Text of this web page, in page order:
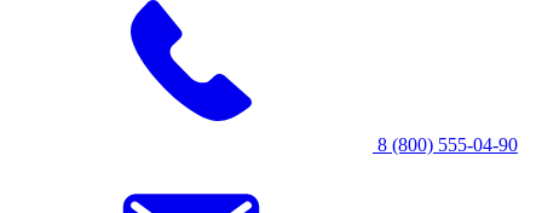
8 (800) 555-04-90